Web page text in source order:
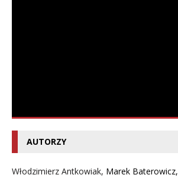
AUTORZY
Włodzimierz Antkowiak, Marek Baterowicz,